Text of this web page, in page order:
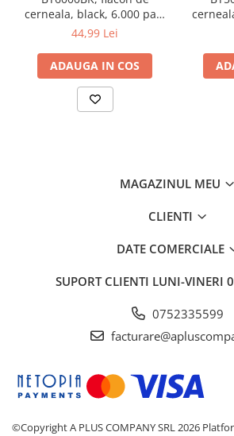
cerneala, black, 6.000 pag,
Ink Benefit DCP-
44,99 Lei
ADAUGA IN COS
MAGAZINUL MEU
CLIENTI
DATE COMERCIALE
SUPORT CLIENTI LUNI-VINERI
0752335599
©Copyright A PLUS COMPANY SRL 2026